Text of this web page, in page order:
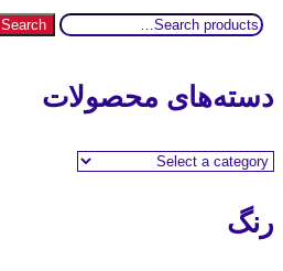
Search
Search
دسته‌های محصولات
رنگ